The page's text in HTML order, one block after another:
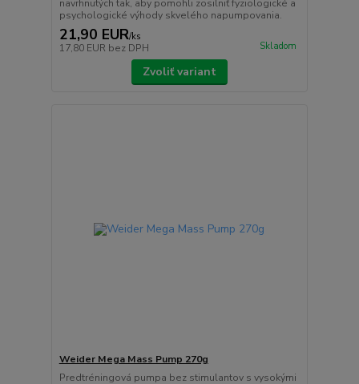
navrhnutých tak, aby pomohli zosilniť fyziologické a
psychologické výhody skvelého napumpovania.
21,90 EUR/ks
17,80 EUR bez DPH Skladom
Zvoliť variant
Weider Mega Mass Pump 270g
Predtréningová pumpa bez stimulantov s vysokými